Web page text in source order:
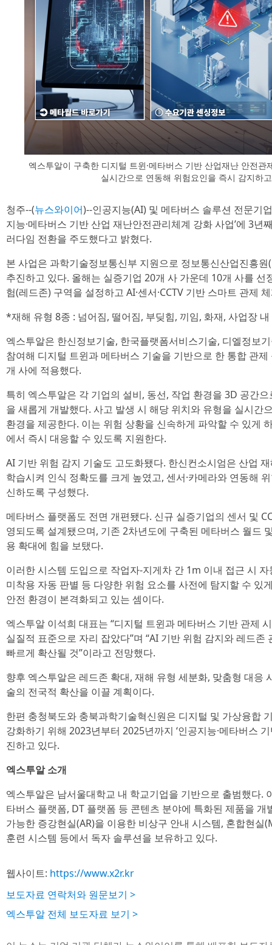
엑스투알이 구축한 디지털 트윈·메타버스 기반 산업재난 안전관
실시간으로 연동해 위험요인을 즉시 감지하
청주--(뉴스와이어)--인공지능(AI) 및 메타버스 솔루션 전문기
지능·메타버스 기반 산업 재난안전관리체계 강화 사업’에 3
러다임 전환을 주도했다고 밝혔다.
본 사업은 과학기술정보통신부 지원으로 정보통신산업진흥
추진하고 있다. 올해는 실증기업 20개 사 가운데 10개 사를
험(레드존) 구역을 설정하고 AI·센서·CCTV 기반 스마트 관제
*재해 유형 8종 : 넘어짐, 떨어짐, 부딪힘, 끼임, 화재, 사업장
엑스투알은 한신정보기술, 한국플랫폼서비스기술, 디엘정보
참여해 디지털 트윈과 메타버스 기술을 기반으로 한 통합 관
개 사에 적용했다.
특히 엑스투알은 각 기업의 설비, 동선, 작업 환경을 3D 공간
을 새롭게 개발했다. 사고 발생 시 해당 위치와 유형을 실시간
환경을 제공한다. 이는 위험 상황을 신속하게 파악할 수 있게
에서 즉시 대응할 수 있도록 지원한다.
AI 기반 위험 감지 기술도 고도화됐다. 한신컨소시엄은 산업
학습시켜 인식 정확도를 크게 높였고, 센서·카메라와 연동해
신하도록 구성했다.
메타버스 플랫폼도 전면 개편됐다. 신규 실증기업의 센서 및
영되도록 설계됐으며, 기존 2차년도에 구축된 메타버스 월드
용 확대에 힘을 보탰다.
이러한 시스템 도입으로 작업자-지게차 간 1m 이내 접근 시
미착용 자동 판별 등 다양한 위험 요소를 사전에 탐지할 수 있
안전 환경이 본격화되고 있는 셈이다.
엑스투알 이석희 대표는 “디지털 트윈과 메타버스 기반 관제
실질적 표준으로 자리 잡았다”며 “AI 기반 위험 감지와 레드
빠르게 확산될 것”이라고 전망했다.
향후 엑스투알은 레드존 확대, 재해 유형 세분화, 맞춤형 대응
술의 전국적 확산을 이끌 계획이다.
한편 충청북도와 충북과학기술혁신원은 디지털 및 가상융합
강화하기 위해 2023년부터 2025년까지 ‘인공지능·메타버스
진하고 있다.
엑스투알 소개
엑스투알은 남서울대학교 내 학교기업을 기반으로 출범했다.
타버스 플랫폼, DT 플랫폼 등 콘텐츠 분야에 특화된 제품을
가능한 증강현실(AR)을 이용한 비상구 안내 시스템, 혼합현실
훈련 시스템 등에서 독자 솔루션을 보유하고 있다.
웹사이트: https://www.x2r.kr
보도자료 연락처와 원문보기 >
엑스투알 전체 보도자료 보기 >